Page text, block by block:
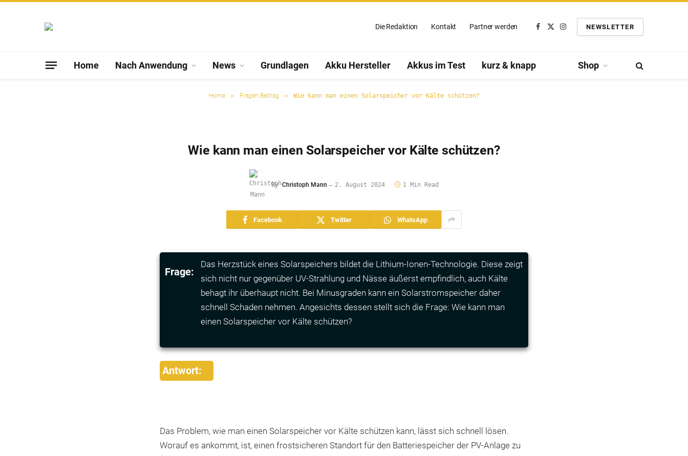
Die Redaktion Kontakt Partner werden
Facebook
TwitterInstagram
NEWSLETTER
Home Nach Anwendung News Grundlagen Akku Hersteller Akkus im Test kurz & knapp Shop
Home » Fragen Beitrag » Wie kann man einen Solarspeicher vor Kälte schützen?
Wie kann man einen Solarspeicher vor Kälte schützen?
By Christoph Mann 2. August 2024 1 Min Read
Facebook Twitter WhatsApp
Frage:
Das Herzstück eines Solarspeichers bildet die Lithium-Ionen-Technologie. Diese zeigt
sich nicht nur gegenüber UV-Strahlung und Nässe äußerst empfindlich, auch Kälte
behagt ihr überhaupt nicht. Bei Minusgraden kann ein Solarstromspeicher daher
schnell Schaden nehmen. Angesichts dessen stellt sich die Frage: Wie kann man
einen Solarspeicher vor Kälte schützen?
Antwort:
Das Problem, wie man einen Solarspeicher vor Kälte schützen kann, lässt sich schnell lösen.
Worauf es ankommt, ist, einen frostsicheren Standort für den Batteriespeicher der PV-Anlage zu